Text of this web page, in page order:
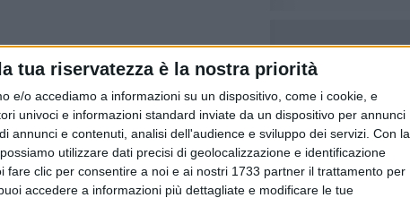
tua riservatezza è la nostra priorità
e/o accediamo a informazioni su un dispositivo, come i cookie, e
univoci e informazioni standard inviate da un dispositivo per annunci
annunci e contenuti, analisi dell'audience e sviluppo dei servizi. Con la
utilizzare dati precisi di geolocalizzazione e identificazione
fare clic per consentire a noi e ai nostri 1733 partner il trattamento per
accedere a informazioni più dettagliate e modificare le tue
8 AGOSTO 2026
Il 10 ed l'11 agosto a Giovinazzo
c'è la Sagra del Panino della